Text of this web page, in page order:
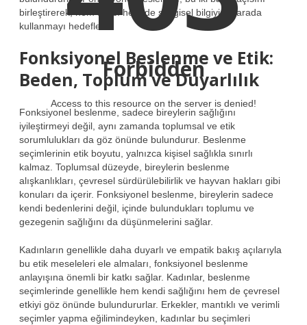
birleştirerek, hem akılcı hem de sezgisel bilgiyi bir arada
kullanmayı hedefler.
Fonksiyonel Beslenme ve Etik:
Beden, Toplum ve Duyarlılık
Fonksiyonel beslenme, sadece bireylerin sağlığını
iyileştirmeyi değil, aynı zamanda toplumsal ve etik
sorumlulukları da göz önünde bulundurur. Beslenme
seçimlerinin etik boyutu, yalnızca kişisel sağlıkla sınırlı
kalmaz. Toplumsal düzeyde, bireylerin beslenme
alışkanlıkları, çevresel sürdürülebilirlik ve hayvan hakları gibi
konuları da içerir. Fonksiyonel beslenme, bireylerin sadece
kendi bedenlerini değil, içinde bulundukları toplumu ve
gezegenin sağlığını da düşünmelerini sağlar.
Kadınların genellikle daha duyarlı ve empatik bakış açılarıyla
bu etik meseleleri ele almaları, fonksiyonel beslenme
anlayışına önemli bir katkı sağlar. Kadınlar, beslenme
seçimlerinde genellikle hem kendi sağlığını hem de çevresel
etkiyi göz önünde bulundururlar. Erkekler, mantıklı ve verimli
seçimler yapma eğilimindeyken, kadınlar bu seçimleri
Forbidden
Access to this resource on the server is denied!